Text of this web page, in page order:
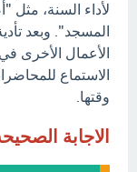
لأداء السنة،
المسجد". وبعد
الأعمال الأخرى
الاستماع
وقتها.
الاجابة